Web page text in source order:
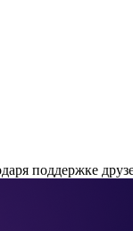
поддержке